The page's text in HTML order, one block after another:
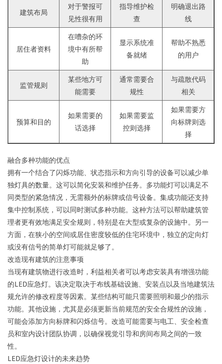
建筑布局
对于警报可
见性很有用
指导维护检
查
明确退出路
线
居住者资料
在嘈杂的环
境中有所帮
助
显示系统准
备就绪
帮助不熟悉
的用户
监管规则
某些地方可
能需要
通常需要合
规性
与疏散代码
相关
预算和目的
如果需要的
话选择
如果需要监
控则选择
如果需要方
向标牌则选
择
融合多种功能的优点
拥有一个结合了闪烁功能、状态指示和方向引导的设备可以减少单
独灯具的数量。这可以简化安装和维护任务。多功能灯可以满足不
同类型的紧急情况，无需额外的标牌或信号设备。集成功能还支持
集中控制系统，可以同时测试多种功能。这种方法可以帮助建筑管
理者更有效地满足安全规则，特别是在大型或复杂的设施中。另一
方面，在狭小的空间或居住密度较低的住宅环境中，独立的定向灯
或没有信号的简单灯可能就足够了。
改造现有建筑的注意事项
当现有建筑物进行改造时，利益相关者可以考虑安装具有增强功能
的LED应急灯。该决定取决于布线基础设施、安装点以及当地建筑法
规允许的修改程度等因素。某些结构可能只需要照明和最少的指示
功能。其他设施，尤其是必须更新当前规范的安全合规性的设施，
可能会添加方向标牌和闪烁信号。改造可能需要与电工、安全检查
员和室内设计团队协调，以确保视觉引导和房间布局之间的一致
性。
LED应急灯设计的未来趋势